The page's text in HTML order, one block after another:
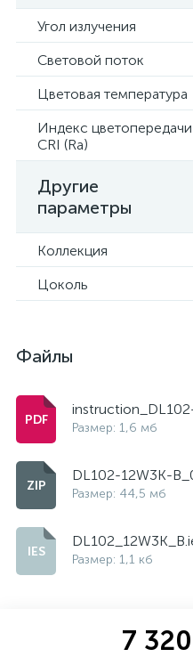
Угол излучения
Световой поток
Цветовая температура
Индекс цветопередачи
CRI (Ra)
Другие
параметры
Коллекция
Цоколь
Файлы
Размер: 1,6 мб
DL102-12W3K-
Размер: 44,5 мб
Размер: 1,1 кб
7